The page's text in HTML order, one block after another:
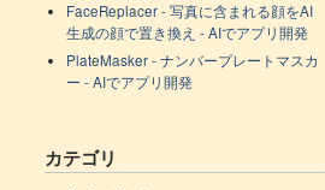
FaceReplacer - 写真に含まれる顔をAI
生成の顔で置き換え - AIでアプリ開発
PlateMasker - ナンバープレートマスカ
ー - AIでアプリ開発
カテゴリ